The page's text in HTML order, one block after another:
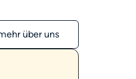
über uns